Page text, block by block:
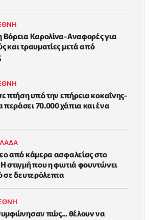
Βόρεια Καρολίνα-Αναφορές για
και τραυματίες μετά από
πτήση υπό την επήρεια κοκαΐνης-
70.000 χάπια και ένα
από κάμερα ασφαλείας στο
στιγμή που η φωτιά φουντώνει
σε δευτερόλεπτα
πώς... θέλουν να